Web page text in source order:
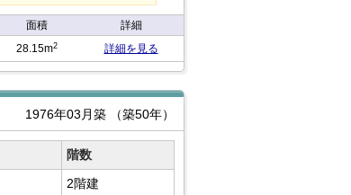
面積
詳細
28.15m2 詳細を見る
1976年03月築 （築50年）
階数
2階建